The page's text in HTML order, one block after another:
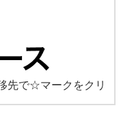
先で☆マークをクリ